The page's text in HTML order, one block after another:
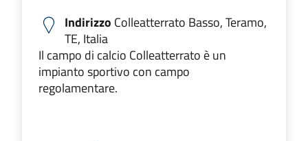
Indirizzo Colleatterrato Basso, Teramo,
TE, Italia
Il campo di calcio Colleatterrato è un
impianto sportivo con campo
regolamentare.